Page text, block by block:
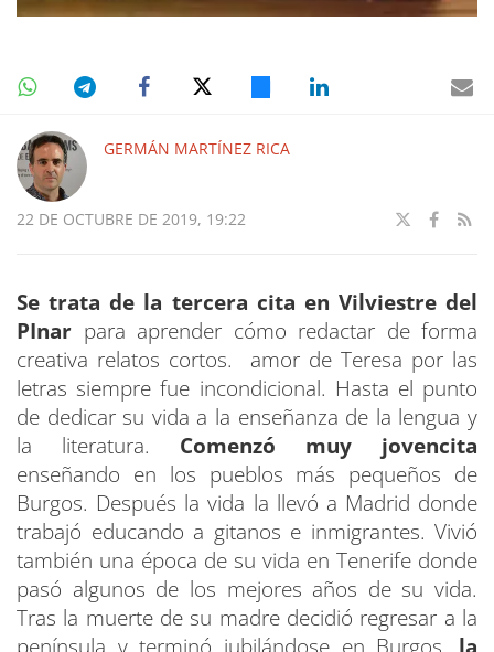
GERMÁN MARTÍNEZ RICA
22 DE OCTUBRE DE 2019, 19:22
Se trata de la tercera cita en Vilviestre del
PInar para aprender cómo redactar de forma
creativa relatos cortos. amor de Teresa por las
letras siempre fue incondicional. Hasta el punto
de dedicar su vida a la enseñanza de la lengua y
la literatura. Comenzó muy jovencita
enseñando en los pueblos más pequeños de
Burgos. Después la vida la llevó a Madrid donde
trabajó educando a gitanos e inmigrantes. Vivió
también una época de su vida en Tenerife donde
pasó algunos de los mejores años de su vida.
Tras la muerte de su madre decidió regresar a la